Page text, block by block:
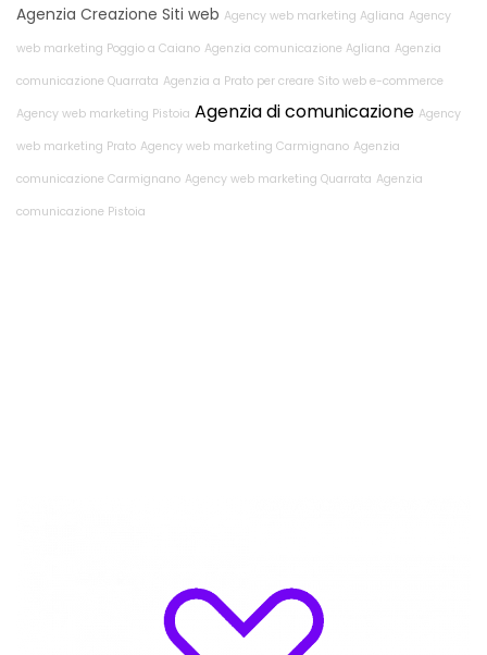
Agenzia Creazione Siti web Agency web marketing Agliana Agency
web marketing Poggio a Caiano Agenzia comunicazione Agliana Agenzia
comunicazione Quarrata Agenzia a Prato per creare Sito web e-commerce
Agency web marketing Pistoia Agenzia di comunicazione Agency
web marketing Prato Agency web marketing Carmignano Agenzia
comunicazione Carmignano Agency web marketing Quarrata Agenzia
comunicazione Pistoia